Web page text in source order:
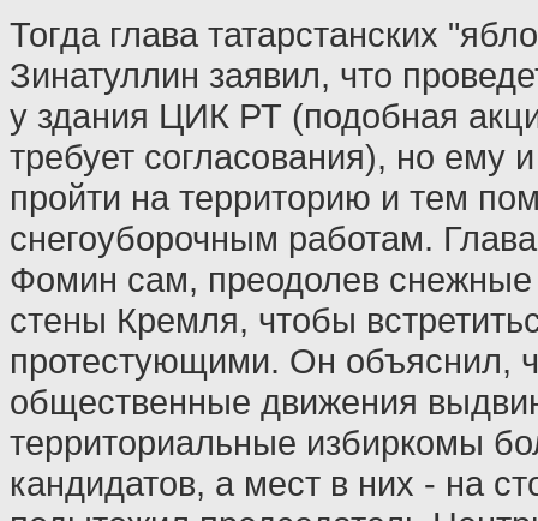
Тогда глава татарстанских
Зинатуллин заявил, что
у здания ЦИК РТ (подобная
требует согласования), но ему
пройти на территорию и тем
снегоуборочным работам.
Фомин сам, преодолев
стены Кремля, чтобы
протестующими. Он объяснил,
общественные движения
территориальные избиркомы
кандидатов, а мест в них - на